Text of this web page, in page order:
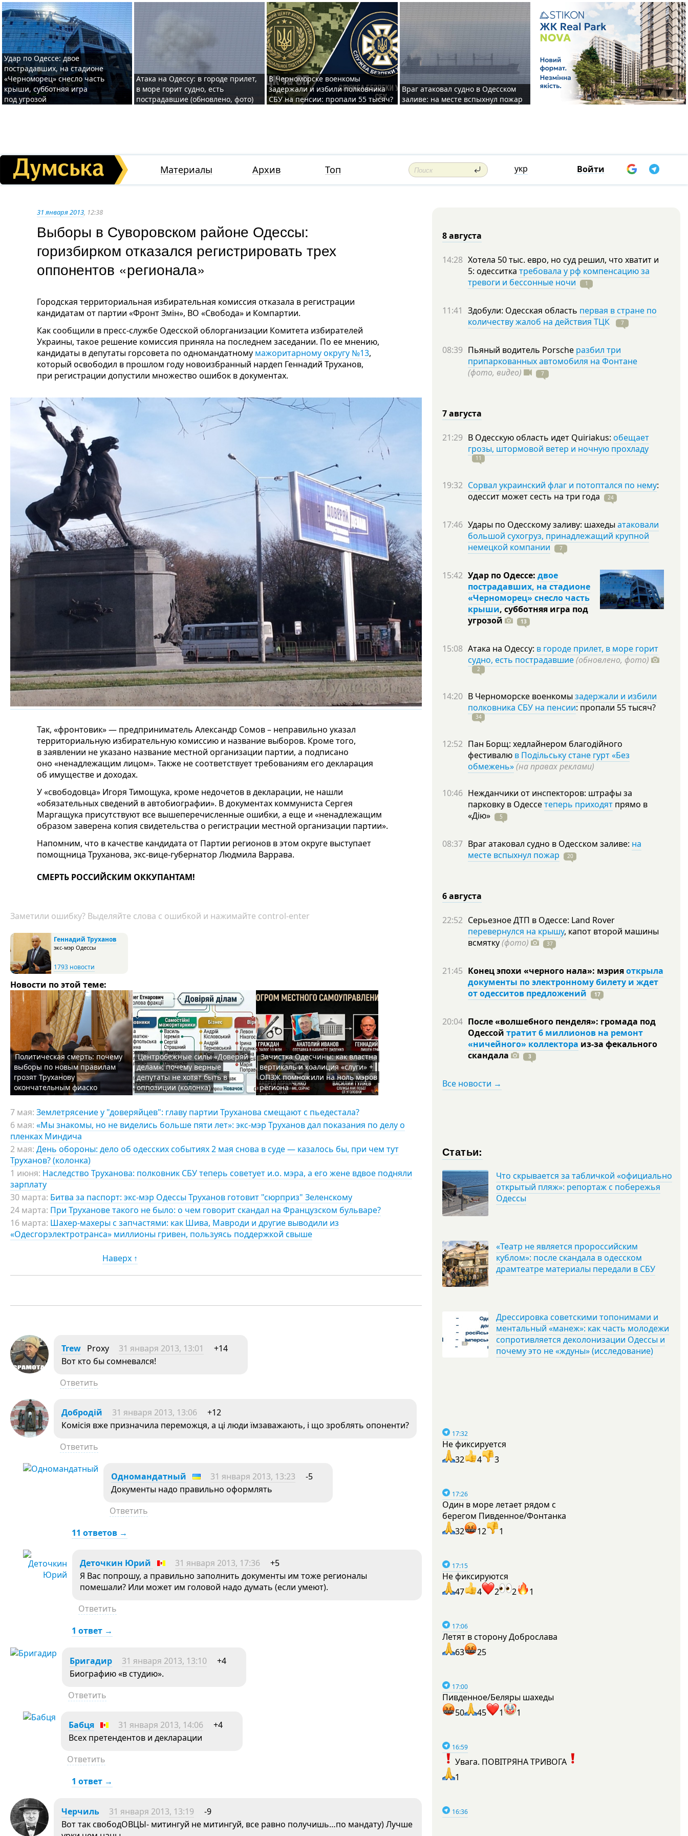
Удар по Одессе: двое
пострадавших, на стадионе
«Черноморец» снесло часть
крыши, субботняя игра
под угрозой
Атака на Одессу: в городе прилет,
в море горит судно, есть
пострадавшие (обновлено, фото)
В Черноморске военкомы
задержали и избили полковника
СБУ на пенсии: пропали 55 тысяч?
Враг атаковал судно в Одесском
заливе: на месте вспыхнул пожар
Материалы Архив Топ укр Войти
31 января 2013, 12:38
Выборы в Суворовском районе Одессы:
горизбирком отказался регистрировать трех
оппонентов «регионала»
Городская территориальная избирательная комиссия отказала в регистрации
кандидатам от партии «Фронт Змін», ВО «Свобода» и Компартии.
Как сообщили в пресс-службе Одесской облорганизации Комитета избирателей
Украины, такое решение комиссия приняла на последнем заседании. По ее мнению,
кандидаты в депутаты горсовета по одномандатному мажоритарному округу №13,
который освободил в прошлом году новоизбранный нардеп Геннадий Труханов,
при регистрации допустили множество ошибок в документах.
Так, «фронтовик» — предприниматель Александр Сомов – неправильно указал
территориальную избирательную комиссию и название выборов. Кроме того,
в заявлении не указано название местной организации партии, а подписано
оно «ненадлежащим лицом». Также не соответствует требованиям его декларация
об имуществе и доходах.
У «свободовца» Игоря Тимощука, кроме недочетов в декларации, не нашли
«обязательных сведений в автобиографии». В документах коммуниста Сергея
Маргащука присутствуют все вышеперечисленные ошибки, а еще и «ненадлежащим
образом заверена копия свидетельства о регистрации местной организации партии».
Напомним, что в качестве кандидата от Партии регионов в этом округе выступает
помощница Труханова, экс-вице-губернатор Людмила Варрава.
СМЕРТЬ РОССИЙСКИМ ОККУПАНТАМ!
Заметили ошибку? Выделяйте слова с ошибкой и нажимайте control-enter
Геннадий Труханов
экс-мэр Одессы
1793 новости
Новости по этой теме:
Политическая смерть: почему
выборы по новым правилам
грозят Труханову
окончательным фиаско
Центробежные силы «Доверяй
делам»: почему верные
депутаты не хотят быть в
оппозиции (колонка)
Зачистка Одесчины: как властна
вертикаль и коалиция «слуги» +
ОПЗЖ помножили на ноль мэров
региона
7 мая: Землетрясение у "доверяйцев": главу партии Труханова смещают с пьедестала?
6 мая: «Мы знакомы, но не виделись больше пяти лет»: экс-мэр Труханов дал показания по делу о
пленках Миндича
2 мая: День обороны: дело об одесских событиях 2 мая снова в суде — казалось бы, при чем тут
Труханов? (колонка)
1 июня: Наследство Труханова: полковник СБУ теперь советует и.о. мэра, а его жене вдвое подняли
зарплату
30 марта: Битва за паспорт: экс-мэр Одессы Труханов готовит "сюрприз" Зеленскому
24 марта: При Труханове такого не было: о чем говорит скандал на Французском бульваре?
16 марта: Шахер-махеры с запчастями: как Шива, Мавроди и другие выводили из
«Одесгорэлектротранса» миллионы гривен, пользуясь поддержкой свыше
Наверх ↑
Trew Proxy 31 января 2013, 13:01
+14
Вот кто бы сомневался!
Ответить
Добродій 31 января 2013, 13:06
+12
Комісія вже призначила переможця, а ці люди їмзаважають, і що зроблять опоненти?
Ответить
Одномандатный 31 января 2013, 13:23
-5
Документы надо правильно оформлять
Ответить
11 ответов →
Деточкин Юрий 31 января 2013, 17:36
+5
Я Вас попрошу, а правильно заполнить документы им тоже регионалы
помешали? Или может им головой надо думать (если умеют).
Ответить
1 ответ →
Бригадир 31 января 2013, 13:10
+4
Биографию «в студию».
Ответить
Бабця 31 января 2013, 14:06
+4
Всех претендентов и декларации
Ответить
1 ответ →
Черчиль 31 января 2013, 13:19
-9
Вот так свободОВЦЫ- митингуй не митингуй, все равно получишь…по мандату) Лучше
8 августа
14:28 Хотела 50 тыс. евро, но суд решил, что хватит и
5: одесситка требовала у рф компенсацию за
тревоги и бессонные ночи
1
11:41 Здобули: Одесская область первая в стране по
количеству жалоб на действия ТЦК
7
08:39 Пьяный водитель Porsche разбил три
припаркованных автомобиля на Фонтане
(фото, видео)
7
7 августа
21:29 В Одесскую область идет Quiriakus: обещает
грозы, штормовой ветер и ночную прохладу
11
19:32 Сорвал украинский флаг и потоптался по нему:
одессит может сесть на три года 24
17:46 Удары по Одесскому заливу: шахеды атаковали
большой сухогруз, принадлежащий крупной
немецкой компании
7
15:42 Удар по Одессе: двое
пострадавших, на стадионе
«Черноморец» снесло часть
крыши, субботняя игра под
угрозой
13
15:08 Атака на Одессу: в городе прилет, в море горит
судно, есть пострадавшие(обновлено, фото)
2
14:20 В Черноморске военкомы задержали и избили
полковника СБУ на пенсии: пропали 55тысяч?
34
12:52 Пан Борщ: хедлайнером благодійного
фестивалю в Подільську стане гурт «Без
обмежень»(на правах реклами)
10:46 Нежданчики от инспекторов: штрафы за
парковку в Одессетеперь приходят прямо в
«Дію»
5
08:37 Враг атаковал судно в Одесском заливе: на
месте вспыхнул пожар
20
6 августа
22:52 Серьезное ДТП в Одессе: Land Rover
перевернулся на крышу, капот второй машины
всмятку(фото) 37
21:45 Конец эпохи «черного нала»: мэрияоткрыла
документы по электронному билету и ждет
от одесситов предложений
17
20:04 После «волшебного пенделя»: громада под
Одессой тратит 6 миллионов на ремонт
«ничейного» коллектора из-за фекального
скандала
3
Все новости →
Статьи:
Что скрывается за табличкой «официально
открытый пляж»: репортаж с побережья
Одессы
«Театр не является пророссийским
кублом»: после скандала в одесском
драмтеатре материалы передали в СБУ
Дрессировка советскими топонимами и
ментальный «манеж»: как часть молодежи
сопротивляется деколонизации Одессы и
почему это не «ждуны» (исследование)
17:32
Не фиксируется
32
4 3
17:26
Один в море летает рядом с
берегом Пивденное/Фонтанка
32
12 1
17:15
Не фиксируются
47
4 2 2 1
17:06
Летят в сторону Доброслава
63
25
17:00
Пивденное/Беляры шахеды
50
45 1 1
16:59
Увага. ПОВІТРЯНА ТРИВОГА
1
16:36